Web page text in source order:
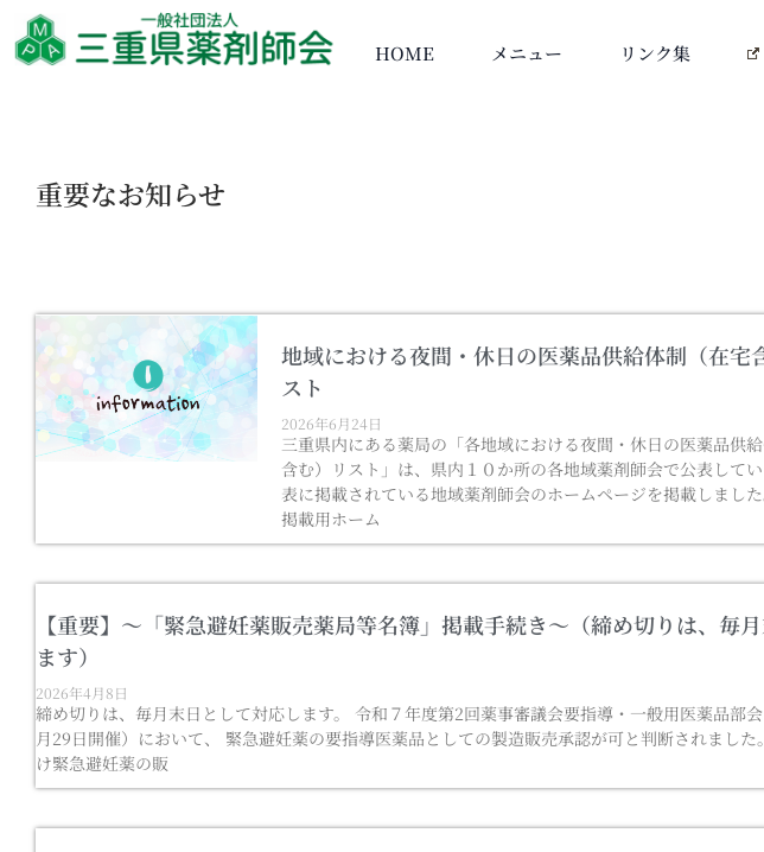
HOME メニュー リンク集
重要なお知らせ
地域における夜間・休日の医薬品供給体制（在宅
スト
2026年6月24日
三重県内にある薬局の「各地域における夜間・休日の医薬品供
含む）リスト」は、県内１０か所の各地域薬剤師会で公表して
表に掲載されている地域薬剤師会のホームページを掲載しまし
掲載用ホーム
【重要】～「緊急避妊薬販売薬局等名簿」掲載手続き～（締め切りは、毎
ます）
2026年4月8日
締め切りは、毎月末日として対応します。 令和７年度第2回薬事審議会要指導・一般用医薬品部
月29日開催）において、 緊急避妊薬の要指導医薬品としての製造販売承認が可と判断されました
け緊急避妊薬の販